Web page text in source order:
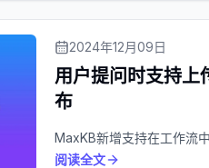
2024年12月09日
用户提问时支持上
布
MaxKB新增支持在工作流
阅读全文